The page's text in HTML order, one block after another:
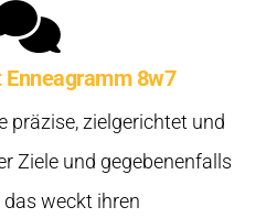
8w7
präzise, zielgerichtet und
Ziele und gegebenenfalls
weckt ihren